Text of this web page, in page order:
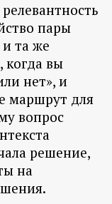
пары
та же
когда вы
нет», и
маршрут для
вопрос
решение,
на